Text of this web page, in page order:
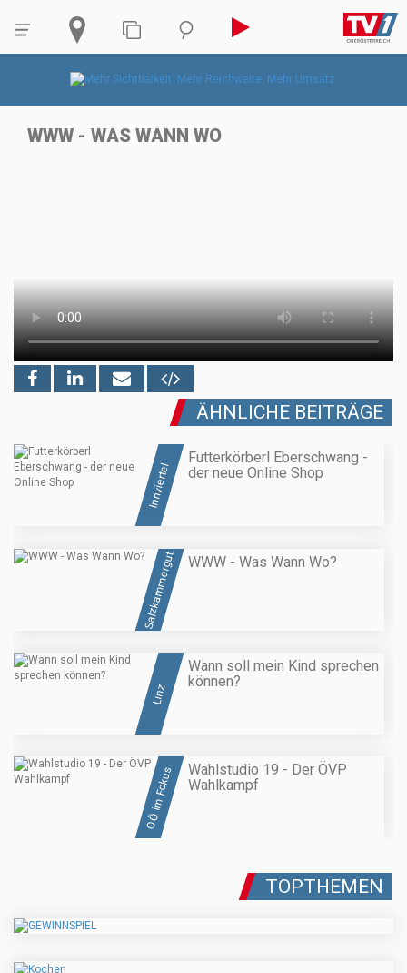
WWW - WAS WANN WO
ÄHNLICHE BEITRÄGE
Innviertel
Futterkörberl Eberschwang -
der neue Online Shop
Salzkammergut WWW - Was Wann Wo?
Linz
Wann soll mein Kind sprechen
können?
OÖ im Fokus
Wahlstudio 19 - Der ÖVP
Wahlkampf
TOPTHEMEN